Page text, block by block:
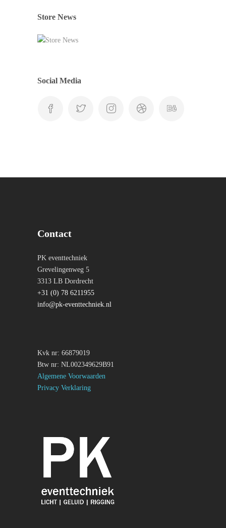
Store News
Social Media
Contact
PK eventtechniek
Grevelingenweg 5
3313 LB Dordrecht
+31 (0) 78 6211955
info@pk-eventtechniek.nl
Kvk nr: 66879019
Btw nr: NL002349629B91
Algemene Voorwaarden
Privacy Verklaring